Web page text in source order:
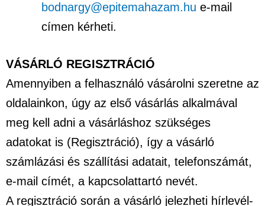
bodnargy@epitemahazam.hu e-mail
címen kérheti.
VÁSÁRLÓ REGISZTRÁCIÓ
Amennyiben a felhasználó vásárolni szeretne az
oldalainkon, úgy az első vásárlás alkalmával
meg kell adni a vásárláshoz szükséges
adatokat is (Regisztráció), így a vásárló
számlázási és szállítási adatait, telefonszámát,
e-mail címét, a kapcsolattartó nevét.
A regisztráció során a vásárló jelezheti hírlevél-